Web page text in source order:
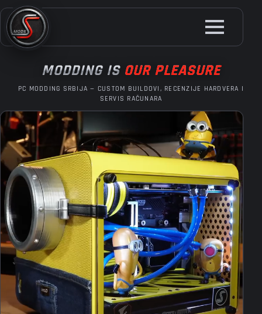
Skip
to
main
MODDING IS OUR PLEASURE
PC MODDING SRBIJA — CUSTOM BUILDOVI, RECENZIJE HARDVERA I
SERVIS RAČUNARA